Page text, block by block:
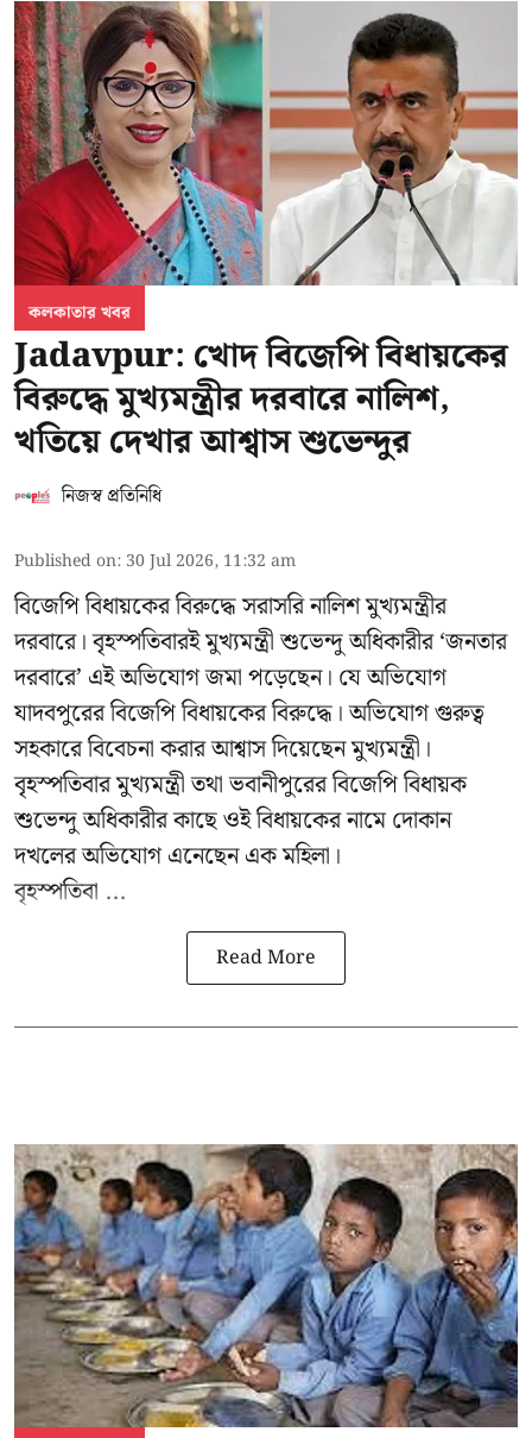
কলকাতার খবর
Jadavpur: খোদ বিজেপি বিধায়কের
বিরুদ্ধে মুখ্যমন্ত্রীর দরবারে নালিশ,
খতিয়ে দেখার আশ্বাস শুভেন্দুর
নিজস্ব প্রতিনিধি
Published on: 30 Jul 2026, 11:32 am
বিজেপি বিধায়কের বিরুদ্ধে সরাসরি নালিশ মুখ্যমন্ত্রীর
দরবারে। বৃহস্পতিবারই মুখ্যমন্ত্রী শুভেন্দু অধিকারীর ‘জনতার
দরবারে’ এই অভিযোগ জমা পড়েছেন। যে অভিযোগ
যাদবপুরের বিজেপি বিধায়কের বিরুদ্ধে। অভিযোগ গুরুত্ব
সহকারে বিবেচনা করার আশ্বাস দিয়েছেন মুখ্যমন্ত্রী।
বৃহস্পতিবার মুখ্যমন্ত্রী তথা ভবানীপুরের বিজেপি বিধায়ক
শুভেন্দু অধিকারীর কাছে ওই বিধায়কের নামে দোকান
দখলের অভিযোগ এনেছেন এক মহিলা।
বৃহস্পতিবা ...
Read More